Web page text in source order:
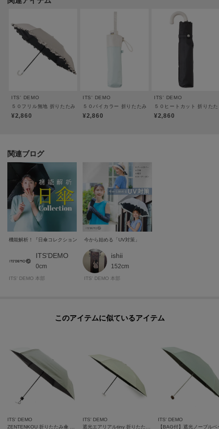
ITS' DEMO
５０フリル無地 折りたたみ傘 日傘
¥2,860
ITS' DEMO
５０バイカラー 折りたたみ傘 日傘
¥2,860
ITS' DEMO
５０ヒートカット 折りた
¥2,860
関連ブログ
機能解析！『日傘コレクション』
ITS'DEMO
0cm
ITS' DEMO 本部
今から始める「UV対策」
ishii
152cm
ITS' DEMO 本部
このアイテムに似ているアイテム
ITS' DEMO
ITS' DEMO
ITS' DEMO